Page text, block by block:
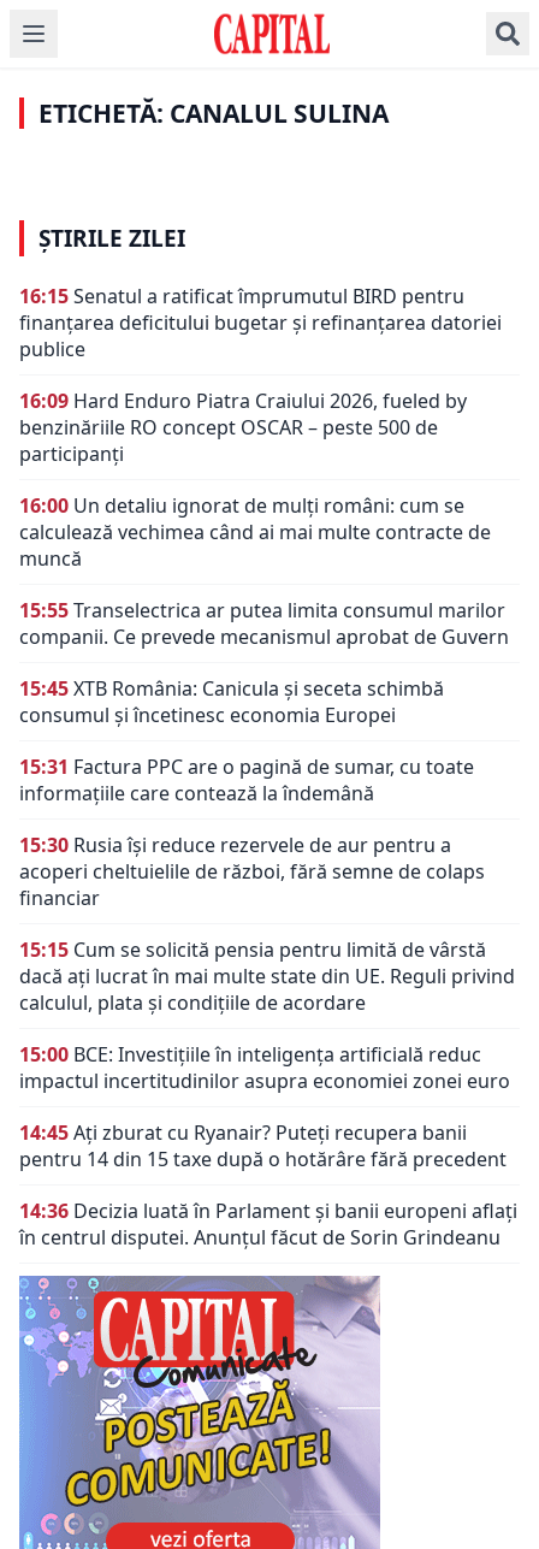
ETICHETĂ: CANALUL SULINA
Navigaţia pe Canalul
Sulina a devenit
noapte. Navele pot
circula 24 de ore din 24
Cereale Ucraina. Sorin
Grindeanu promite
de transport prin
România
ȘTIRILE ZILEI
16:15Senatul a ratificat împrumutul BIRD pentru
finanțarea deficitului bugetar și refinanțarea datoriei
publice
16:09 Hard Enduro Piatra Craiului 2026, fueled by
benzinăriile RO concept OSCAR – peste 500 de
participanți
16:00 Un detaliu ignorat de mulți români: cum se
calculează vechimea când ai mai multe contracte de
muncă
15:55Transelectrica ar putea limita consumul marilor
companii. Ce prevede mecanismul aprobat de Guvern
15:45XTB România: Canicula și seceta schimbă
consumul și încetinesc economia Europei
15:31 Factura PPC are o pagină de sumar, cu toate
informațiile care contează la îndemână
15:30 Rusia își reduce rezervele de aur pentru a
acoperi cheltuielile de război, fără semne de colaps
financiar
15:15 Cum se solicită pensia pentru limită de vârstă
dacă ați lucrat în mai multe state din UE. Reguli privind
calculul, plata și condițiile de acordare
15:00 BCE: Investițiile în inteligența artificială reduc
impactul incertitudinilor asupra economiei zonei euro
14:45Ați zburat cu Ryanair? Puteți recupera banii
pentru 14 din 15 taxe după o hotărâre fără precedent
14:36 Decizia luată în Parlament și banii europeni aflați
în centrul disputei. Anunțul făcut de Sorin Grindeanu